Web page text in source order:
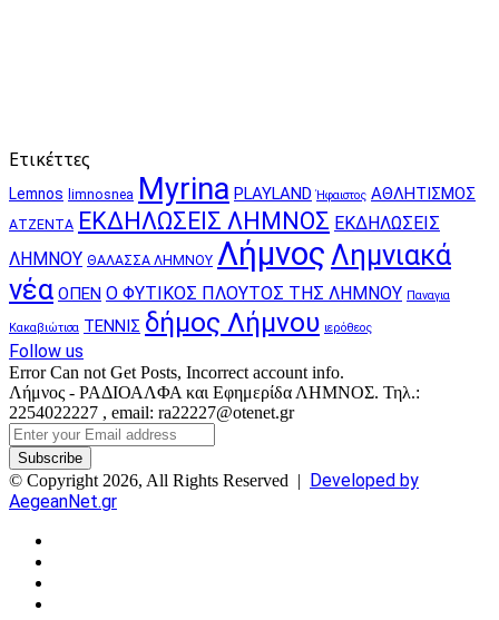
Ετικέττες
Lemnos limnosnea Myrina PLAYLAND Ήφαιστος ΑΘΛΗΤΙΣΜΟΣ
ΑΤΖΕΝΤΑ ΕΚΔΗΛΩΣΕΙΣ ΛΗΜΝΟΣ ΕΚΔΗΛΩΣΕΙΣ
ΛΗΜΝΟΥ ΘΑΛΑΣΣΑ ΛΗΜΝΟΥ Λήμνος Λημνιακά
νέα ΟΠΕΝ Ο ΦΥΤΙΚΟΣ ΠΛΟΥΤΟΣ ΤΗΣ ΛΗΜΝΟΥ Παναγια
Κακαβιώτισα ΤΕΝΝΙΣ δήμος Λήμνου ιερόθεος
Follow us
Error Can not Get Posts, Incorrect account info.
Λήμνος - ΡΑΔΙΟΑΛΦΑ και Εφημερίδα ΛΗΜΝΟΣ. Τηλ.:
2254022227 , email: ra22227@otenet.gr
Enter
your
Email
address
© Copyright 2026, All Rights Reserved | Developed by
AegeanNet.gr